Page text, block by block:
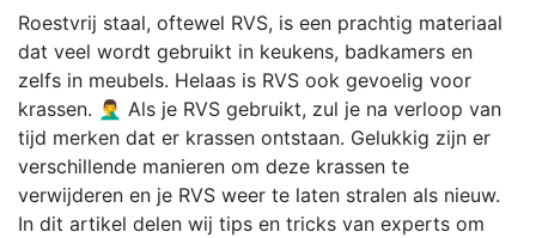
Roestvrij staal, oftewel RVS, is een prachtig materiaal
dat veel wordt gebruikt in keukens, badkamers en
zelfs in meubels. Helaas is RVS ook gevoelig voor
krassen. 🤦‍♂️ Als je RVS gebruikt, zul je na verloop van
tijd merken dat er krassen ontstaan. Gelukkig zijn er
verschillende manieren om deze krassen te
verwijderen en je RVS weer te laten stralen als nieuw.
In dit artikel delen wij tips en tricks van experts om